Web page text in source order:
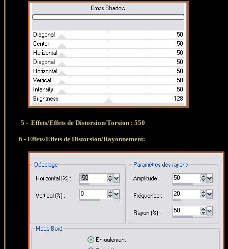
5 - Effets/Effets de Distorsion/Torsion : 550
6 - Effets/Effets de Distorsion/Rayonnement: